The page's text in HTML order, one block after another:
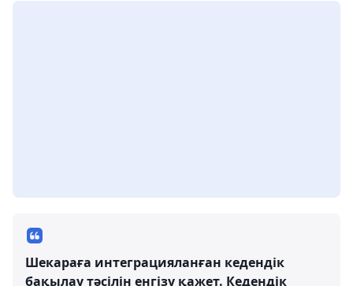
Шекараға интеграцияланған кедендік
бақылау тәсілін енгізу қажет. Кедендік